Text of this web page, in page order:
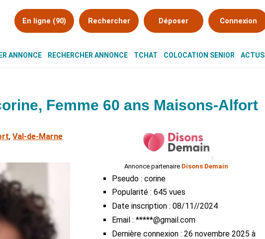
En ligne (90) Rechercher Déposer Connexion
ANNONCE RECHERCHER ANNONCE TCHAT COLOCATION SENIOR ACTUS
Femme 60 ans Maisons-Alfort
,Val-de-Marne
Annonce partenaire Disons Demain
Pseudo : corine
Popularité : 645 vues
Date inscription : 08/11//2024
Email : *****@gmail.com
Dernière connexion : 26 novembre 2025 à